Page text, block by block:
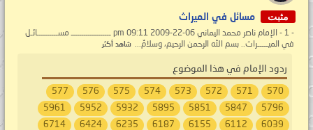
مثبت مسائل في الميراث
- 1 - الإمام ناصر محمد اليماني 06-22-2009 09:11 pm ـــــــــــــــــــ مســــــــــائـل
في الميـــــراث.. بسم الله الرحمن الرحيم، وسلامٌ... شاهد أكثر
ردود الإمام في هذا الموضوع
570
571
572
573
574
575
576
577
5796
5847
5851
5895
5932
5952
5961
6039
6112
6155
6187
6235
6424
6714